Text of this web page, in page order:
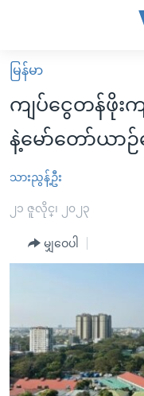
လွယ်ကူ
စေ
သည့်
Link
များ
ပင်မ
ပင်မ
အ
ညွန်း
မူလစာမျက်နှာ
မြန်မာ
ကမ္ဘာ့သတင်းများ
နိုင်ငံတကာ
အစ္စရေး-ပါလက်စတိုင်း
အင်္ဂလိပ်စာလေ့လာမယ်
မကြေးမုံရဲ့ အင်္ဂလိပ်စာ
ရုပ်ရှင်ထဲက အင်္ဂလိပ်စာ
သုတပဒေသာ အင်္ဂလိပ်စာ
တီဗွီ
ရေဒီယိုနှင့်ရုပ်သံ အချက်
ရေဒီယို/တီဗွီအစီအစဉ်
Learning English
မြန်မာ
ကျပ်ငွေတန်ဖိုး
နဲ့မော်တော်ယာ
သားညွန့်ဦး
၂၁ ဇူလိုင္၊ ၂၀၂၃
မျှဝေပါ